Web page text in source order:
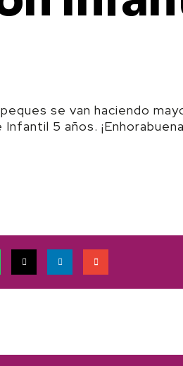
se van haciendo
5 años.